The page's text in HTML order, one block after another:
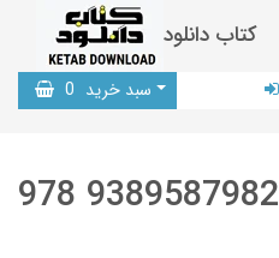
کتاب دانلود
سبد خرید 0
978 9389587982